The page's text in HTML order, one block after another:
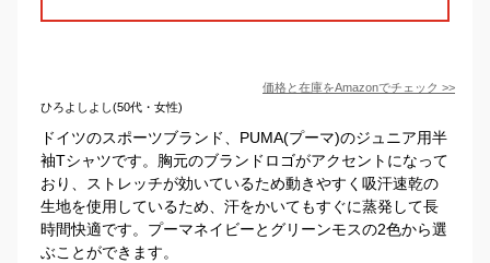
価格と在庫をAmazonでチェック >>
ひろよしよし(50代・女性)
ドイツのスポーツブランド、PUMA(プーマ)のジュニア用半
袖Tシャツです。胸元のブランドロゴがアクセントになって
おり、ストレッチが効いているため動きやすく吸汗速乾の
生地を使用しているため、汗をかいてもすぐに蒸発して長
時間快適です。プーマネイビーとグリーンモスの2色から選
ぶことができます。